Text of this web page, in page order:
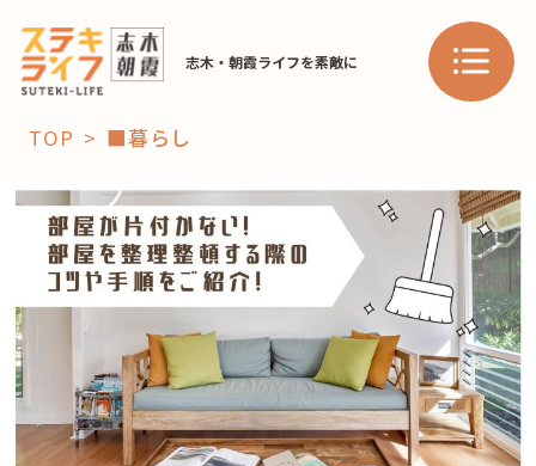
志木・朝霞ライフを素敵に
「コト」
子育て
暮らし
おすすめ
スポット 学び・教育
「場」
TOP ■暮らし